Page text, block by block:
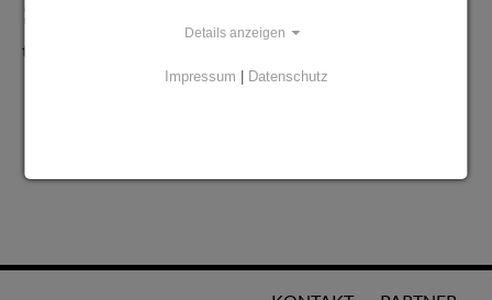
tipps@stadtglanz.de
Details anzeigen
Impressum | Datenschutz